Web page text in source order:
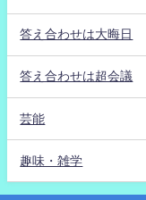
答え合わせは大晦日
答え合わせは超会議
芸能
趣味・雑学